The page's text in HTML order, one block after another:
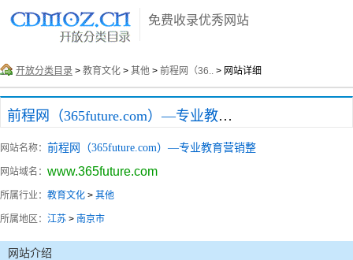
免费收录优秀网站
开放分类目录 > 教育文化 > 其他 > 前程网（36.. > 网站详细
前程网（365future.com）—专业教育营销整
网站名称： 前程网（365future.com）—专业教育营销整
网站域名： www.365future.com
所属行业： 教育文化 > 其他
所属地区： 江苏 > 南京市
网站介绍